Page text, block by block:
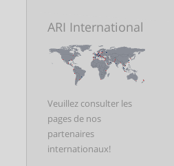
ARI International
Veuillez consulter les
pages de nos
partenaires
internationaux!